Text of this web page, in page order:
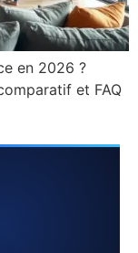
en 2026 ?
et FAQ